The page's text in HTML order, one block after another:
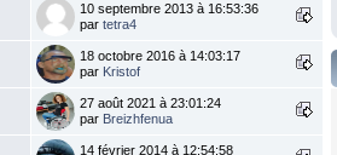
10 septembre 2013 à 16:53:36
par tetra4
18 octobre 2016 à 14:03:17
par Kristof
27 août 2021 à 23:01:24
par Breizhfenua
14 février 2014 à 12:54:58